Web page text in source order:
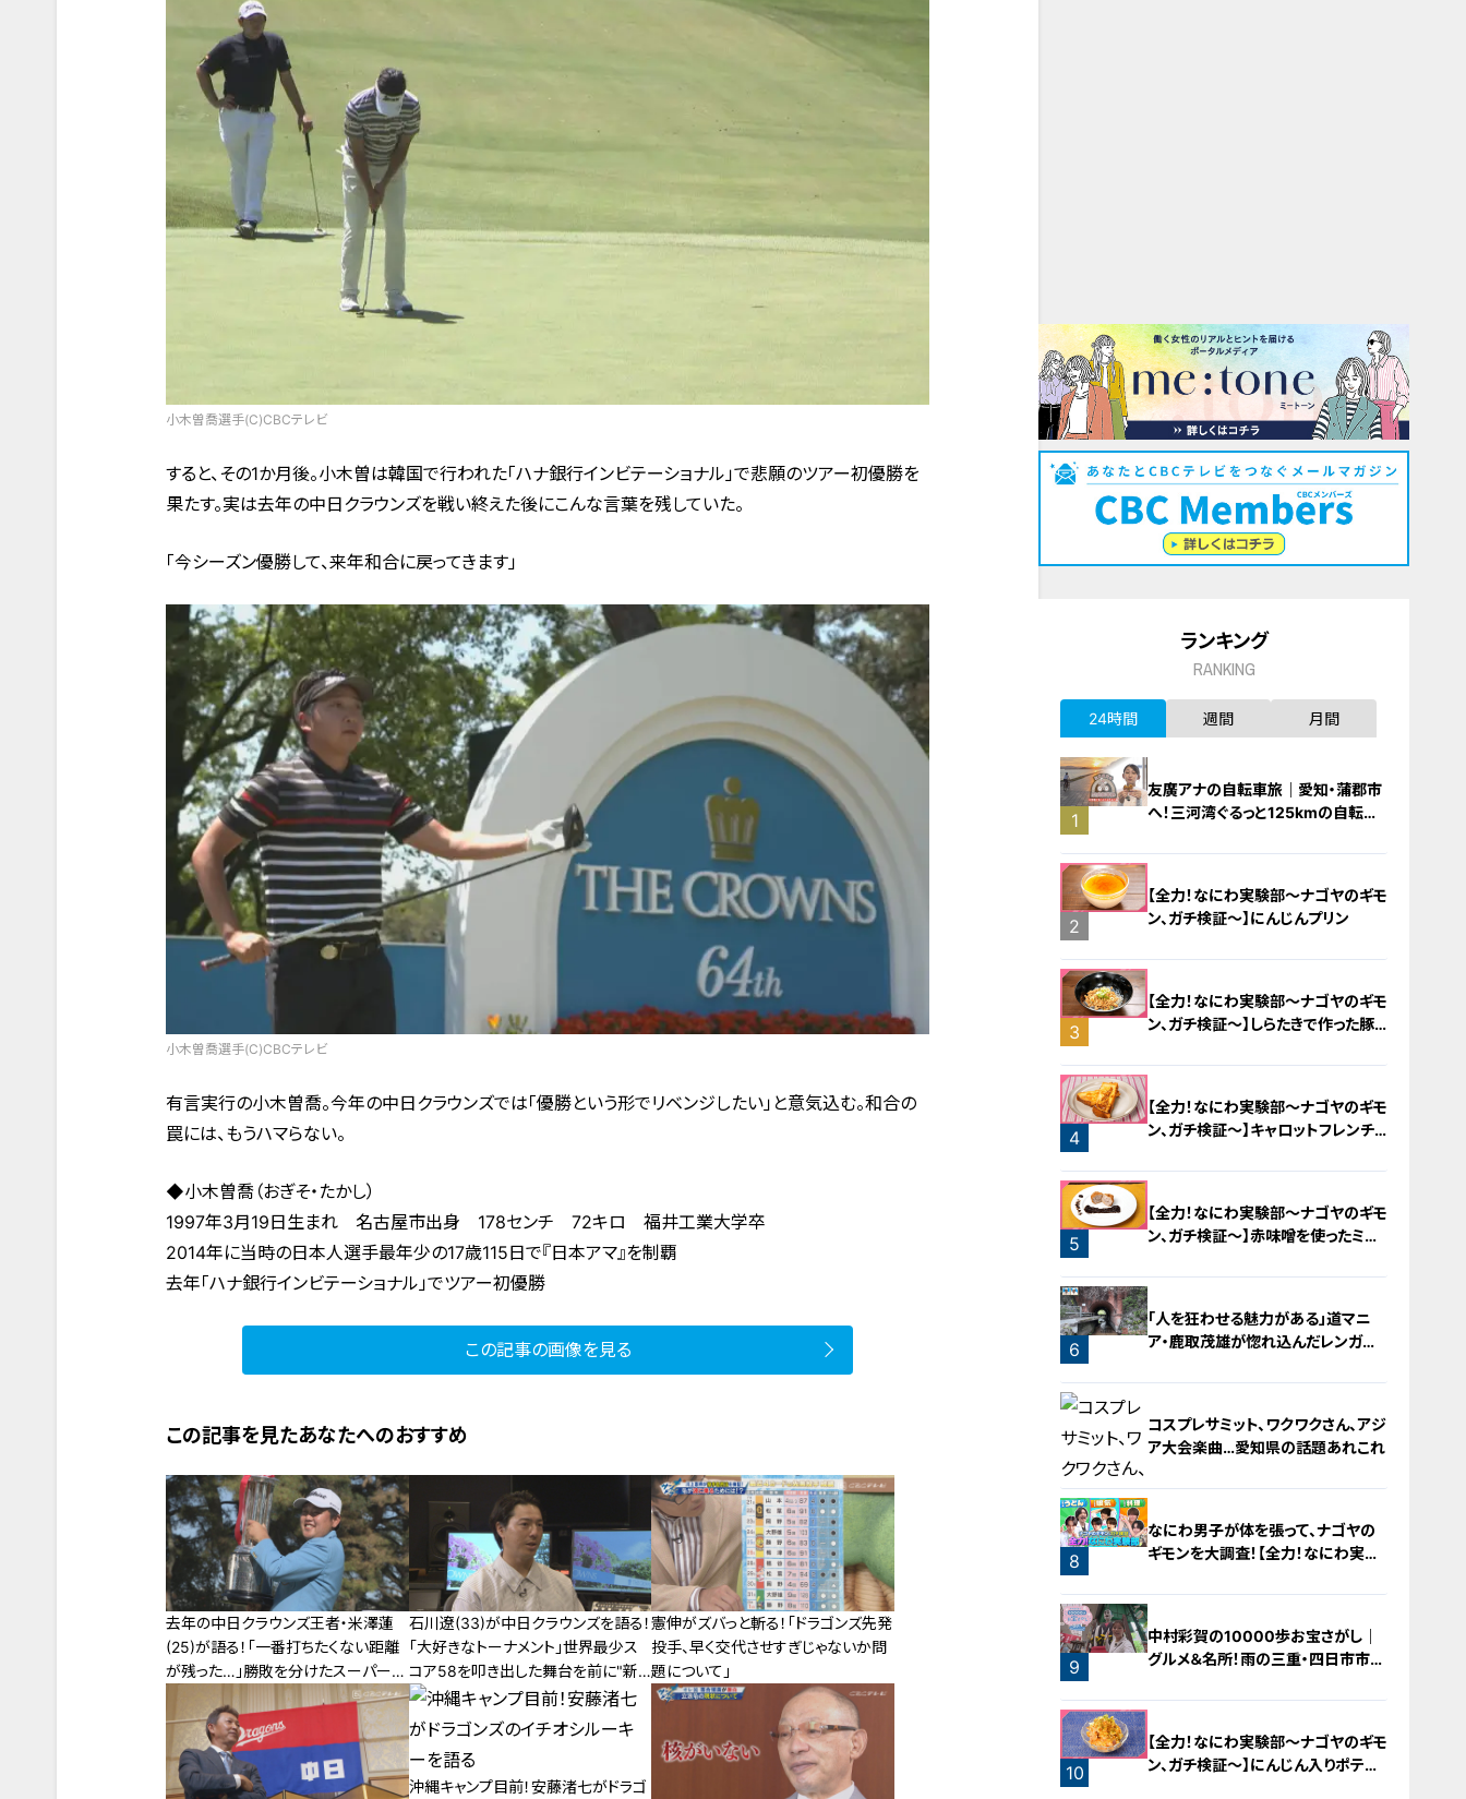
小木曽喬選手(C)CBCテレビ
すると、その1か月後。小木曽は韓国で行われた「ハナ銀行インビテーショナル」で悲願のツアー初優勝を
果たす。実は去年の中日クラウンズを戦い終えた後にこんな言葉を残していた。
「今シーズン優勝して、来年和合に戻ってきます」
小木曽喬選手(C)CBCテレビ
有言実行の小木曽喬。今年の中日クラウンズでは「優勝という形でリベンジしたい」と意気込む。和合の
罠には、もうハマらない。
◆小木曽喬（おぎそ・たかし）
1997年3月19日生まれ 名古屋市出身 178センチ 72キロ 福井工業大学卒
2014年に当時の日本人選手最年少の17歳115日で『日本アマ』を制覇
去年「ハナ銀行インビテーショナル」でツアー初優勝
この記事の画像を見る
この記事を見たあなたへのおすすめ
去年の中日クラウンズ王者・米澤蓮
(25)が語る！「一番打ちたくない距離
が残った…」勝敗を分けたスーパーシ
ョットの裏側とは？
石川遼(33)が中日クラウンズを語る！
「大好きなトーナメント」世界最少ス
コア58を叩き出した舞台を前に"新
たに見えてきたもの"とは？
憲伸がズバっと斬る！「ドラゴンズ先発
投手、早く交代させすぎじゃないか問
題について」
沖縄キャンプ目前！安藤渚七がドラゴ
ランキング
RANKING
24時間 週間 月間
1
友廣アナの自転車旅｜愛知・蒲郡市
へ！三河湾ぐるっと125kmの自転車
2
【全力！なにわ実験部～ナゴヤのギモ
ン、ガチ検証～】にんじんプリン
3
【全力！なにわ実験部～ナゴヤのギモ
ン、ガチ検証～】しらたきで作った豚
4
【全力！なにわ実験部～ナゴヤのギモ
ン、ガチ検証～】キャロットフレンチ
5
【全力！なにわ実験部～ナゴヤのギモ
ン、ガチ検証～】赤味噌を使ったミル
6
「人を狂わせる魅力がある」道マニ
ア・鹿取茂雄が惚れ込んだレンガの
7
コスプレサミット、ワクワクさん、アジ
ア大会楽曲…愛知県の話題あれこれ
8
なにわ男子が体を張って、ナゴヤの
ギモンを大調査！【全力！なにわ実験
9
中村彩賀の10000歩お宝さがし｜
グルメ＆名所！雨の三重・四日市市で
10
【全力！なにわ実験部～ナゴヤのギモ
ン、ガチ検証～】にんじん入りポテト